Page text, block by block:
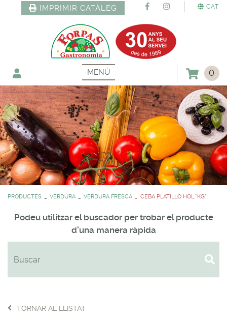
CAT
IMPRIMIR CATÀLEG
MENÚ 0
PRODUCTES VERDURA VERDURA FRESCA CEBA PLATILLO HOL.*KG*
Podeu utilitzar el buscador per trobar el producte
d'una manera ràpida
TORNAR AL LLISTAT